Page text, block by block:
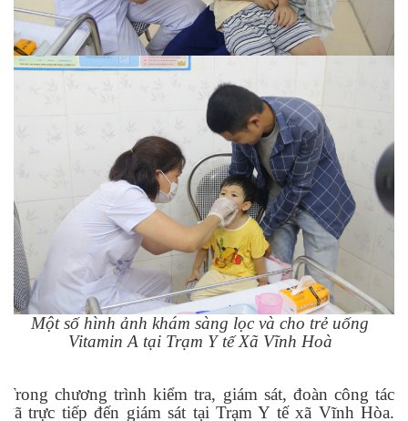
Một số hình ảnh khám sàng lọc và cho trẻ uống
Vitamin A tại Trạm Y tế Xã Vĩnh Hoà
Trong chương trình kiểm tra, giám sát, đoàn công tác
đã trực tiếp đến giám sát tại Trạm Y tế xã Vĩnh Hòa.